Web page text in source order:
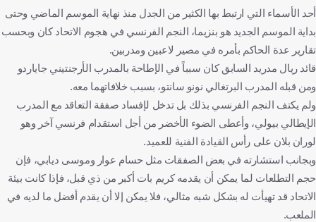
أحد الأسماء التي ارتبط بها الكثير من الجدل منذ نهاية الموسم الماضي وحتى
بداية الموسم الجديد هو بنزيما، النجم الفرنسي في هجوم الاتحاد كان وبحسب
تقارير عدة الحاكم بأمره في مصير لاعبين ومدربين.
قائد ريال مدريد السابق كان سبباً في الإطاحة بالمدرب الأرجنتيني جاياردو
ومن قبله المدرب البرتغالي نونو سانتو، بسبب خلافاتهما معه.
ولم يكتف النجم الفرنسي بذلك بل تدخل لإفساد صفقة التعاقد مع المدرب
الإيطالي بيولي، وأعطى الضوء الأخضر من أجل استقدام فرنسي آخر وهو
لوران بلان على رأس القيادة الفنية للعميد.
وبجانب استشارته في بعض الصفقات مثل حسام عوار وموسى ديابي، فإن
حجم التطلعات لما يمكن أن يقدمه كريم بات أكبر من ذي قبل، فإذا كانت بيئة
الاتحاد قد تهيأت له بشكل شبه مثالي، فلا يمكن إلا أن يقدم أفضل ما لديه في
الملعب.